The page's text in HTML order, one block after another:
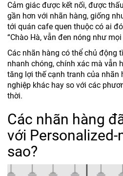
Cảm giác được kết nối, được
gần hơn với nhãn hàng, giống
tới quán cafe quen thuộc có ai
“Chào Hà, vẫn đen nóng như mọi
Các nhãn hàng có thể chủ động
nhanh chóng, chính xác mà vẫn
tăng lợi thế cạnh tranh của nhãn
nghiệp khác hay so với các
thời.
Các nhãn hàng
với Personalized-
sao?